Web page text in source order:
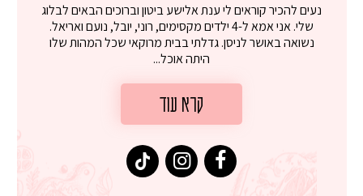
נעים להכיר קוראים לי ענת אלישע ביטון וברוכים הבאים לבלוג
שלי. אני אמא ל-4 ילדים מקסימים, רוני, יובל, נועם ואריאל.
נשואה באושר לניסן. גדלתי בבית מרוקאי שכל המהות שלו
היתה אוכל...
קרא עוד